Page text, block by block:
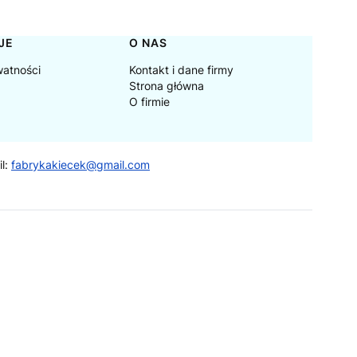
O NAS
Kontakt i dane firmy
Strona główna
O firmie
fabrykakiecek@gmail.com